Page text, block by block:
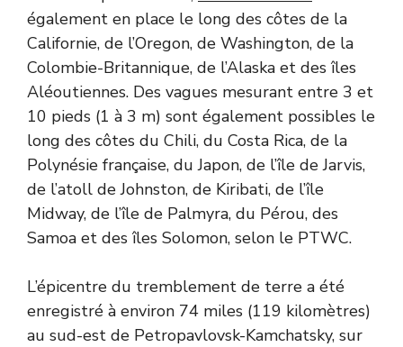
également en place le long des côtes de la
Californie, de l’Oregon, de Washington, de la
Colombie-Britannique, de l’Alaska et des îles
Aléoutiennes. Des vagues mesurant entre 3 et
10 pieds (1 à 3 m) sont également possibles le
long des côtes du Chili, du Costa Rica, de la
Polynésie française, du Japon, de l’île de Jarvis,
de l’atoll de Johnston, de Kiribati, de l’île
Midway, de l’île de Palmyra, du Pérou, des
Samoa et des îles Solomon, selon le PTWC.
L’épicentre du tremblement de terre a été
enregistré à environ 74 miles (119 kilomètres)
au sud-est de Petropavlovsk-Kamchatsky, sur